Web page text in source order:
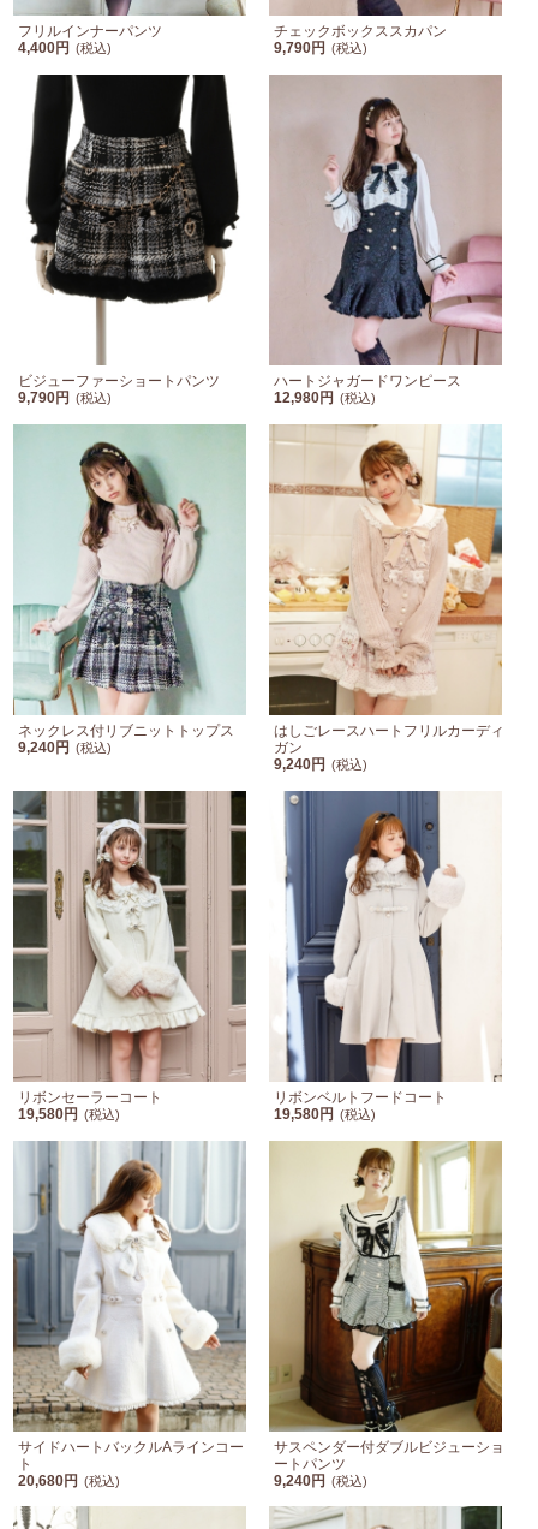
フリルインナーパンツ
4,400円
(税込)
チェックボックススカパン
9,790円 (税込)
ビジューファーショートパンツ
9,790円
(税込)
ハートジャガードワンピース
12,980円 (税込)
ネックレス付リブニットトップス
9,240円
(税込)
はしごレースハートフリルカーディ
ガン
9,240円 (税込)
リボンセーラーコート
19,580円 (税込)
リボンベルトフードコート
19,580円 (税込)
サイドハートバックルAラインコー
ト
20,680円 (税込)
サスペンダー付ダブルビジューショ
ートパンツ
9,240円 (税込)